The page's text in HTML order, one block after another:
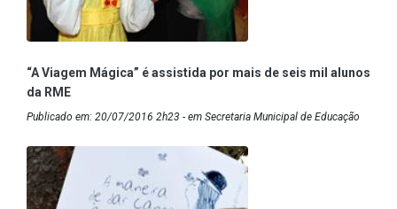
“A Viagem Mágica” é assistida por mais de seis mil alunos
da RME
Publicado em: 20/07/2016 2h23 - em Secretaria Municipal de Educação